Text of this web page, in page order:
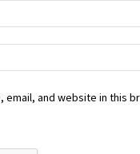
email, and website in this